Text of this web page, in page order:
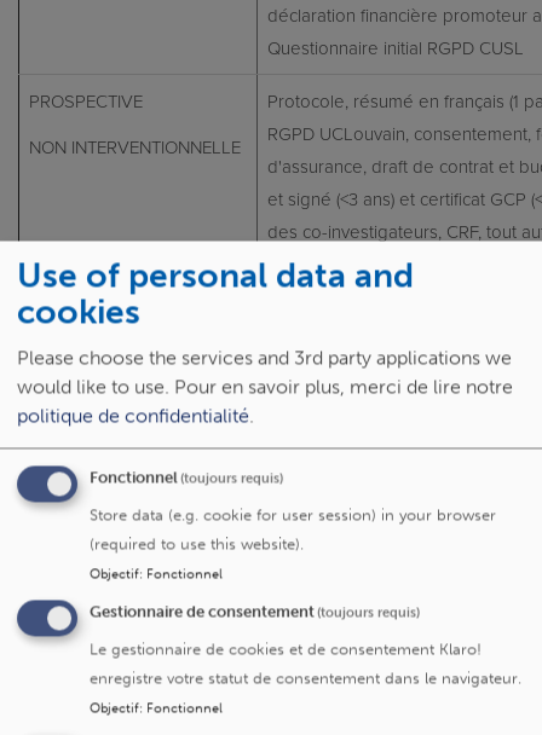
déclaration financière promoteur
Questionnaire initial RGPD CUSL
PROSPECTIVE
NON INTERVENTIONNELLE
Protocole, résumé en français (1
RGPD UCLouvain,
d'assurance, draft de contrat et
et signé (<3 ans) et certificat GCP
des co-investigateurs, CRF, tout
patient (questionnaire, journal,
participants
(<3 ans) et certificat GCP (<3ans)
RETROSPECTIVE
Formulaire de soumission
RGPD UCLouvain, draft de
de l'investigateur principal et des
Si patients CUSL : A obtenir
(<3 ans), déclaration financière
le PI), Questionnaire initial RGPD
Use of personal data and
cookies
Please choose the services and 3rd party applications we
would like to use. Pour en savoir plus, merci de lire notre
politique de confidentialité.
Fonctionnel(toujours requis)
Store data (e.g. cookie for user session) in your browser
(required to use this website).
Objectif: Fonctionnel
Gestionnaire de consentement(toujours requis)
Le gestionnaire de cookies et de consentement Klaro!
enregistre votre statut de consentement dans le navigateur.
Objectif: Fonctionnel